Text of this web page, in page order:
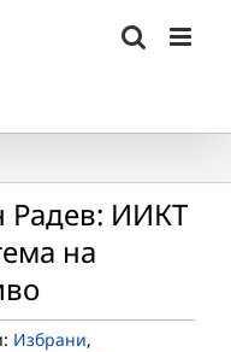
Радев: ИИКТ
на
Избрани,